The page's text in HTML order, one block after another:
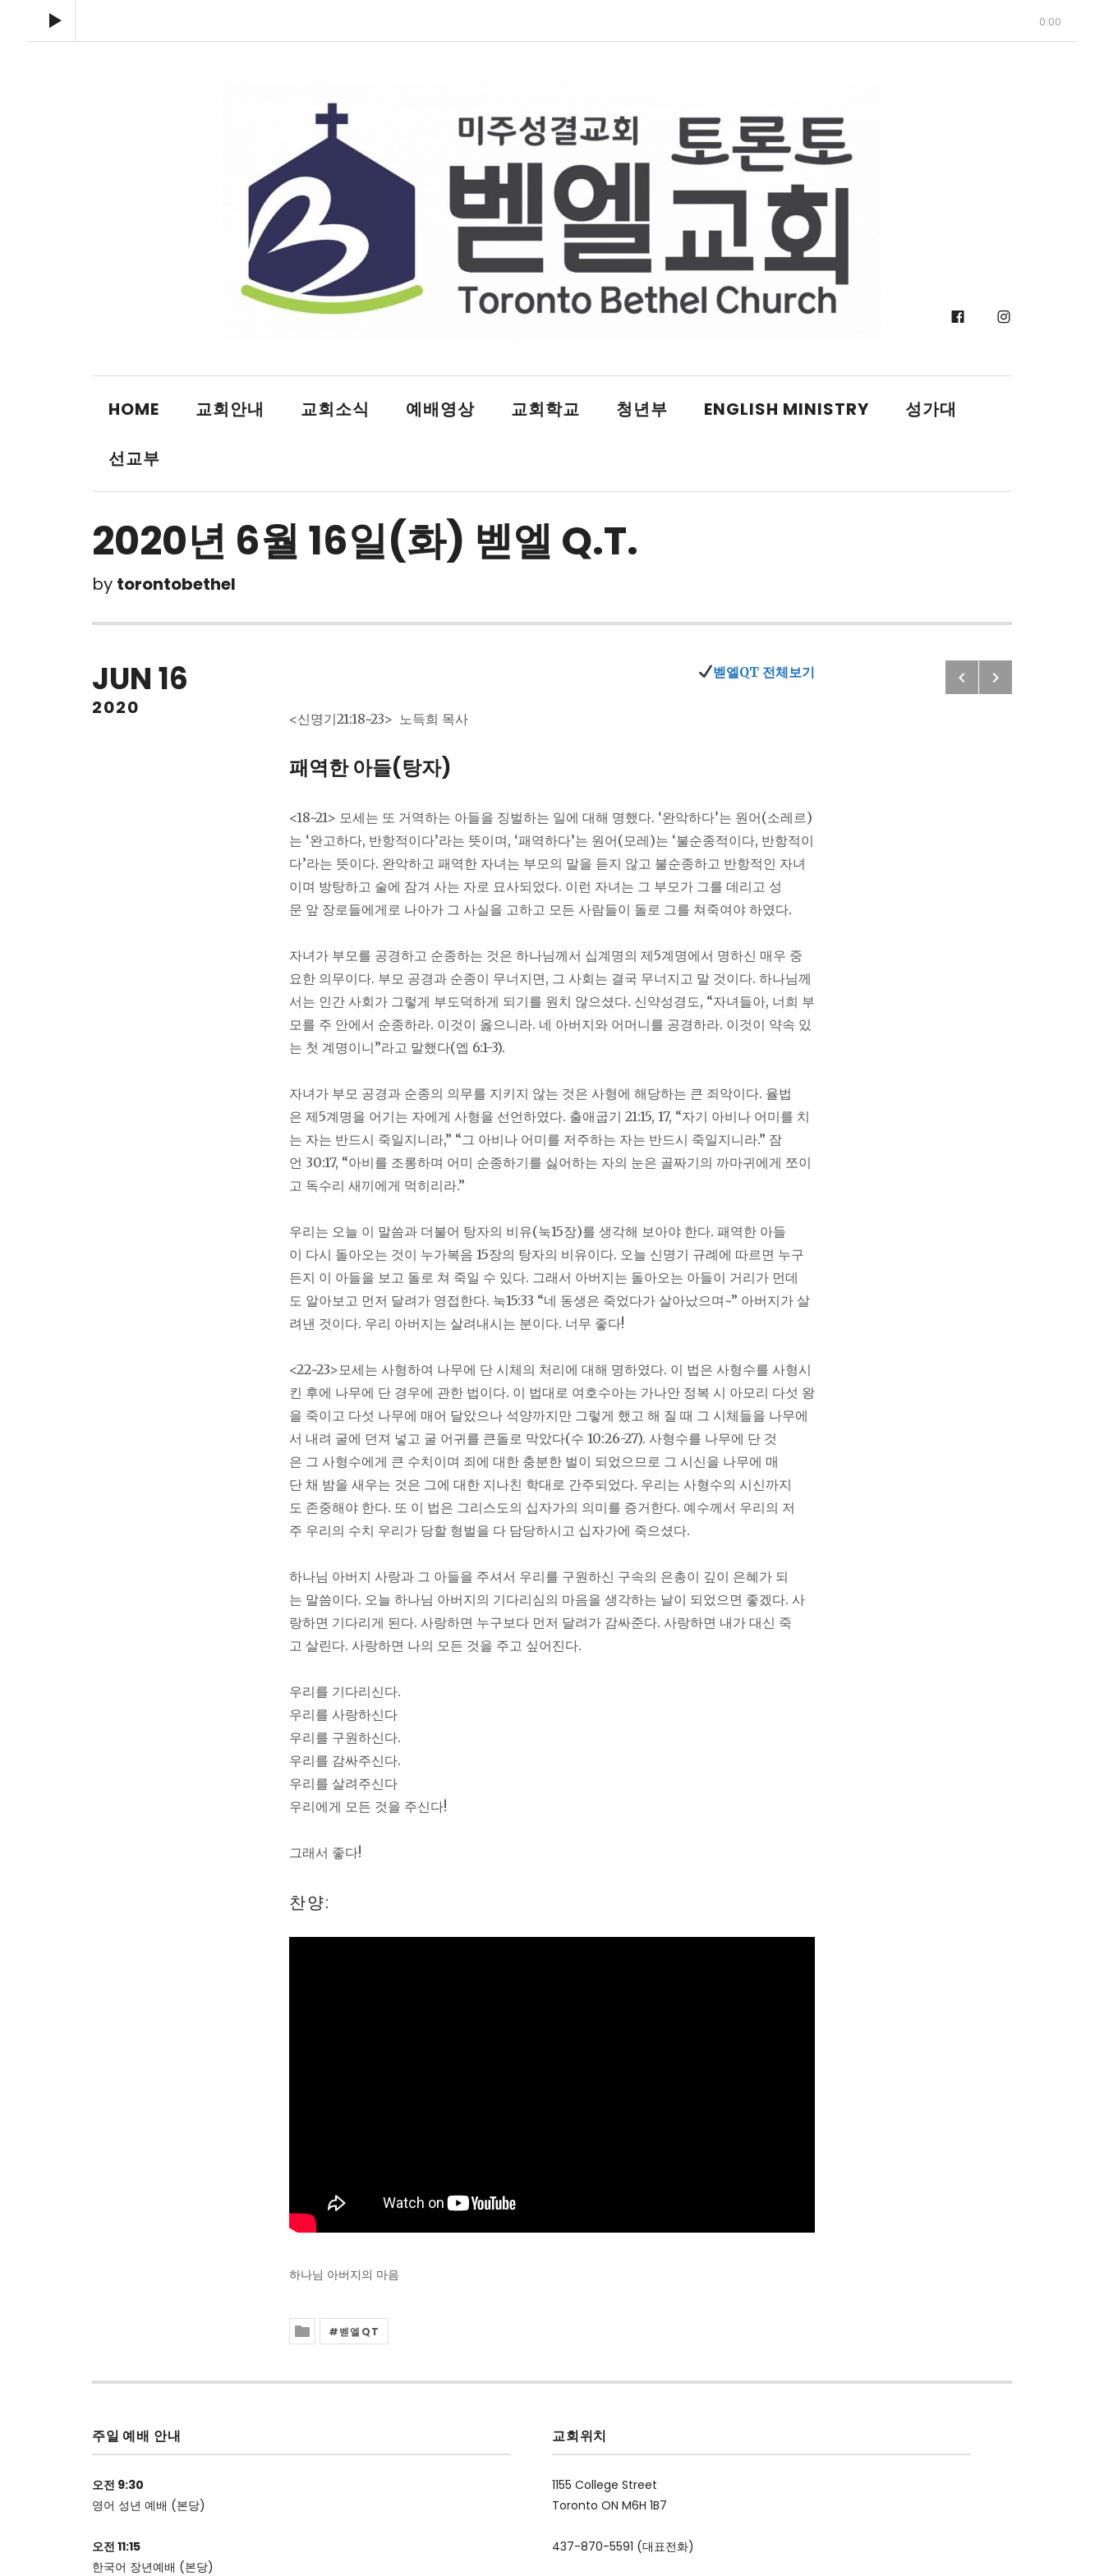
Facebook
HOME 교회안내 교회소식 예배영상 교회학교 청년부 ENGLISH MINISTRY 성가대
선교부
2020년 6월 16일(화) 벧엘 Q.T.
by torontobethel
JUN16
2020
벧엘QT 전체보기
<신명기21:18~23> 노득희 목사
패역한 아들(탕자)
<18~21> 모세는 또 거역하는 아들을 징벌하는 일에 대해 명했다. ‘완악하다’는 원어(소레르)
는 ‘완고하다, 반항적이다’라는 뜻이며, ‘패역하다’는 원어(모레)는 ‘불순종적이다, 반항적이
다’라는 뜻이다. 완악하고 패역한 자녀는 부모의 말을 듣지 않고 불순종하고 반항적인 자녀
이며 방탕하고 술에 잠겨 사는 자로 묘사되었다. 이런 자녀는 그 부모가 그를 데리고 성
문 앞 장로들에게로 나아가 그 사실을 고하고 모든 사람들이 돌로 그를 쳐죽여야 하였다.
자녀가 부모를 공경하고 순종하는 것은 하나님께서 십계명의 제5계명에서 명하신 매우 중
요한 의무이다. 부모 공경과 순종이 무너지면, 그 사회는 결국 무너지고 말 것이다. 하나님께
서는 인간 사회가 그렇게 부도덕하게 되기를 원치 않으셨다. 신약성경도, “자녀들아, 너희 부
모를 주 안에서 순종하라. 이것이 옳으니라. 네 아버지와 어머니를 공경하라. 이것이 약속 있
는 첫 계명이니”라고 말했다(엡 6:1-3).
자녀가 부모 공경과 순종의 의무를 지키지 않는 것은 사형에 해당하는 큰 죄악이다. 율법
은 제5계명을 어기는 자에게 사형을 선언하였다. 출애굽기 21:15, 17, “자기 아비나 어미를 치
는 자는 반드시 죽일지니라,” “그 아비나 어미를 저주하는 자는 반드시 죽일지니라.” 잠
언 30:17, “아비를 조롱하며 어미 순종하기를 싫어하는 자의 눈은 골짜기의 까마귀에게 쪼이
고 독수리 새끼에게 먹히리라.”
우리는 오늘 이 말씀과 더불어 탕자의 비유(눅15장)를 생각해 보아야 한다. 패역한 아들
이 다시 돌아오는 것이 누가복음 15장의 탕자의 비유이다. 오늘 신명기 규례에 따르면 누구
든지 이 아들을 보고 돌로 쳐 죽일 수 있다. 그래서 아버지는 돌아오는 아들이 거리가 먼데
도 알아보고 먼저 달려가 영접한다. 눅15:33 “네 동생은 죽었다가 살아났으며~” 아버지가 살
려낸 것이다. 우리 아버지는 살려내시는 분이다. 너무 좋다!
<22~23>모세는 사형하여 나무에 단 시체의 처리에 대해 명하였다. 이 법은 사형수를 사형시
킨 후에 나무에 단 경우에 관한 법이다. 이 법대로 여호수아는 가나안 정복 시 아모리 다섯 왕
을 죽이고 다섯 나무에 매어 달았으나 석양까지만 그렇게 했고 해 질 때 그 시체들을 나무에
서 내려 굴에 던져 넣고 굴 어귀를 큰돌로 막았다(수 10:26-27). 사형수를 나무에 단 것
은 그 사형수에게 큰 수치이며 죄에 대한 충분한 벌이 되었으므로 그 시신을 나무에 매
단 채 밤을 새우는 것은 그에 대한 지나친 학대로 간주되었다. 우리는 사형수의 시신까지
도 존중해야 한다. 또 이 법은 그리스도의 십자가의 의미를 증거한다. 예수께서 우리의 저
주 우리의 수치 우리가 당할 형벌을 다 담당하시고 십자가에 죽으셨다.
하나님 아버지 사랑과 그 아들을 주셔서 우리를 구원하신 구속의 은총이 깊이 은혜가 되
는 말씀이다. 오늘 하나님 아버지의 기다리심의 마음을 생각하는 날이 되었으면 좋겠다. 사
랑하면 기다리게 된다. 사랑하면 누구보다 먼저 달려가 감싸준다. 사랑하면 내가 대신 죽
고 살린다. 사랑하면 나의 모든 것을 주고 싶어진다.
우리를 기다리신다.
우리를 사랑하신다
우리를 구원하신다.
우리를 감싸주신다.
우리를 살려주신다
우리에게 모든 것을 주신다!
그래서 좋다!
찬양:
하나님 아버지의 마음
벧엘QT
PostPrevious: 美
Next: 2020
주일 예배 안내
오전 9:30
영어 성년 예배 (본당)
오전 11:15
한국어 장년예배 (본당)
교회위치
1155 College Street
Toronto ON M6H 1B7
437-870-5591 (대표전화)
Audio Player
0:00